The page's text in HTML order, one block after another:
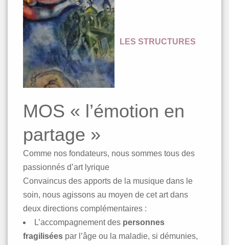
LES STRUCTURES
MOS « l’émotion en
partage »
Comme nos fondateurs, nous sommes tous des
passionnés d’art lyrique
Convaincus des apports de la musique dans le
soin, nous agissons au moyen de cet art dans
deux directions complémentaires :
L’accompagnement des personnes
fragilisées par l’âge ou la maladie, si démunies,